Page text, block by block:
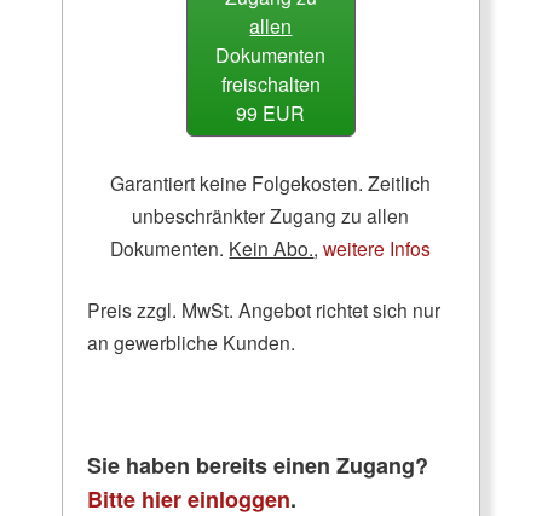
allen
Dokumenten
freischalten
99 EUR
Garantiert keine Folgekosten. Zeitlich
unbeschränkter Zugang zu allen
Dokumenten. Kein Abo.,weitere Infos
Preis zzgl. MwSt. Angebot richtet sich nur
an gewerbliche Kunden.
Sie haben bereits einen Zugang?
Bitte hier einloggen.